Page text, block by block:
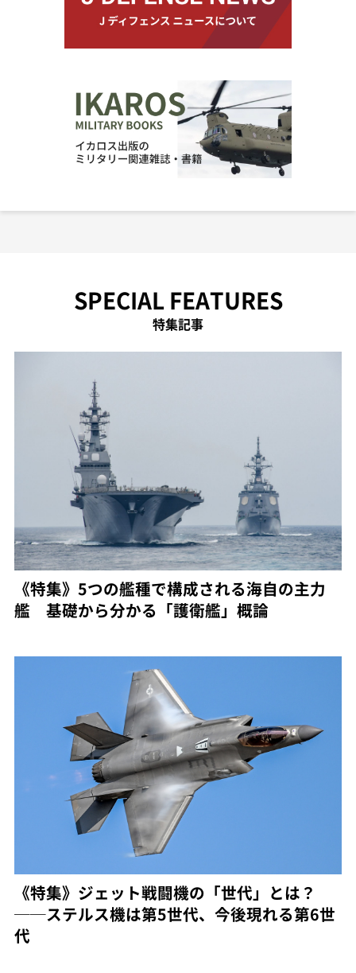
SPECIAL FEATURES
特集記事
《特集》5つの艦種で構成される海自の主力
艦 基礎から分かる「護衛艦」概論
《特集》ジェット戦闘機の「世代」とは？
──ステルス機は第5世代、今後現れる第6世
代